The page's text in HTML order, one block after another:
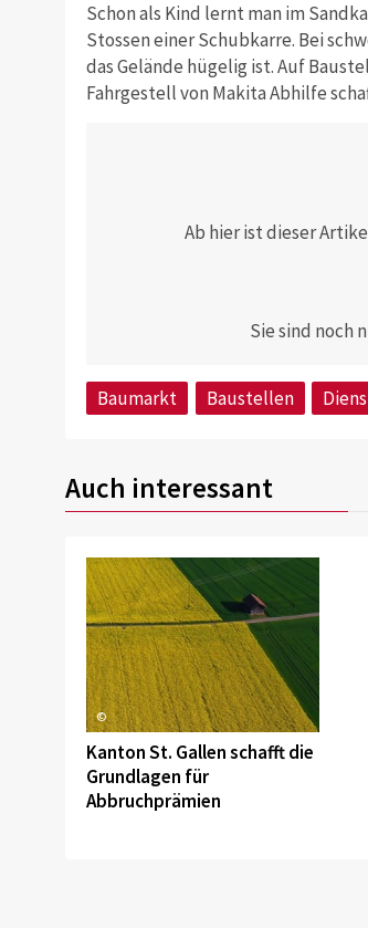
Schon als Kind lernt man im
Stossen einer Schubkarre. Bei
das Gelände hügelig ist. Auf
Fahrgestell von Makita Abhilfe
Ab hier ist dieser
Sie sind noch
Baumarkt Baustellen
Auch interessant
©
Kanton St. Gallen schafft die
Grundlagen für
Abbruchprämien